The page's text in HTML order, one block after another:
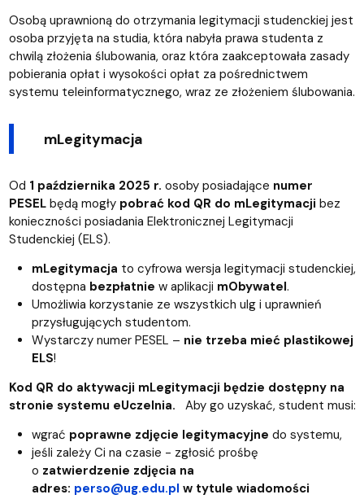
Osobą uprawnioną do otrzymania legitymacji studenckiej jest
osoba przyjęta na studia, która nabyła prawa studenta z
chwilą złożenia ślubowania, oraz która zaakceptowała zasady
pobierania opłat i wysokości opłat za pośrednictwem
systemu teleinformatycznego, wraz ze złożeniem ślubowania.
mLegitymacja
Od 1 października 2025 r. osoby posiadające numer
PESELbędą mogły pobrać kod QR do mLegitymacji bez
konieczności posiadania Elektronicznej Legitymacji
Studenckiej (ELS).
mLegitymacja to cyfrowa wersja legitymacji studenckiej,
dostępna bezpłatnie w aplikacji mObywatel.
Umożliwia korzystanie ze wszystkich ulg i uprawnień
przysługujących studentom.
Wystarczy numer PESEL – nie trzeba mieć plastikowej
ELS!
Kod QR do aktywacji mLegitymacji będzie dostępny na
stronie systemu eUczelnia. Aby go uzyskać, student musi:
wgrać poprawne zdjęcie legitymacyjne do systemu,
jeśli zależy Ci na czasie - zgłosić prośbę
o zatwierdzenie zdjęcia na
adres: perso@ug.edu.pl w tytule wiadomości